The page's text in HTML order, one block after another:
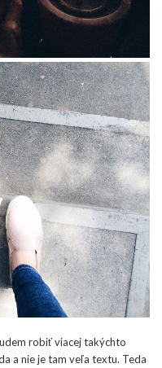
robiť viacej takýchto
a nie je tam veľa textu. Teda